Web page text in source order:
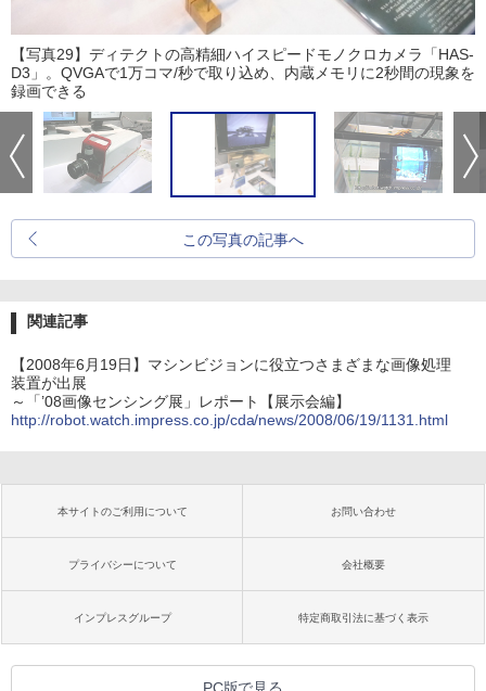
【写真29】ディテクトの高精細ハイスピードモノクロカメラ「HAS-
D3」。QVGAで1万コマ/秒で取り込め、内蔵メモリに2秒間の現象を
録画できる
この写真の記事へ
関連記事
【2008年6月19日】マシンビジョンに役立つさまざまな画像処理
装置が出展
～「’08画像センシング展」レポート【展示会編】
http://robot.watch.impress.co.jp/cda/news/2008/06/19/1131.html
本サイトのご利用について お問い合わせ
プライバシーについて 会社概要
インプレスグループ 特定商取引法に基づく表示
PC版で見る